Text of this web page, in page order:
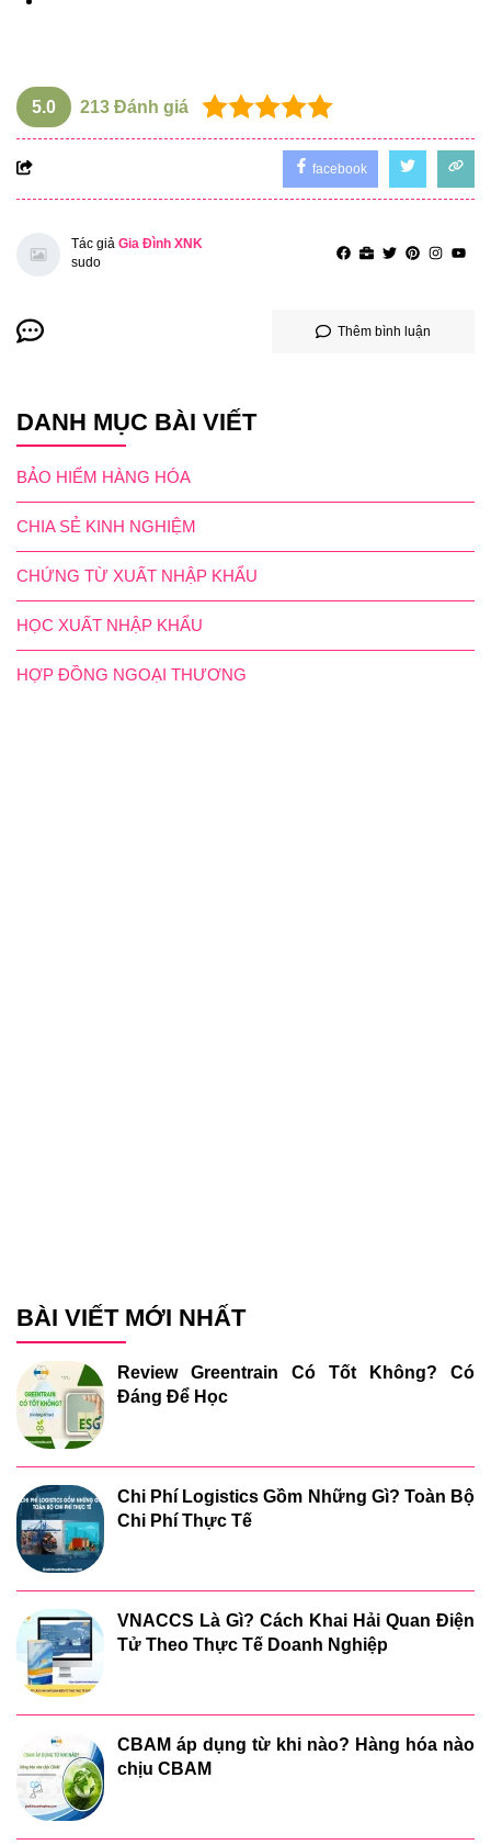
5.0 213 Đánh giá
facebook
Tác giả Gia Đình XNK
sudo
Thêm bình luận
DANH MỤC BÀI VIẾT
BẢO HIỂM HÀNG HÓA
CHIA SẺ KINH NGHIỆM
CHỨNG TỪ XUẤT NHẬP KHẨU
HỌC XUẤT NHẬP KHẨU
HỢP ĐỒNG NGOẠI THƯƠNG
BÀI VIẾT MỚI NHẤT
Review Greentrain Có Tốt Không? Có
Đáng Để Học
Chi Phí Logistics Gồm Những Gì? Toàn Bộ
Chi Phí Thực Tế
VNACCS Là Gì? Cách Khai Hải Quan Điện
Tử Theo Thực Tế Doanh Nghiệp
CBAM áp dụng từ khi nào? Hàng hóa nào
chịu CBAM